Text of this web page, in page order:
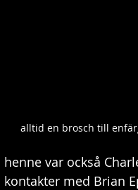
alltid en brosch till
henne var också
kontakter med Brian